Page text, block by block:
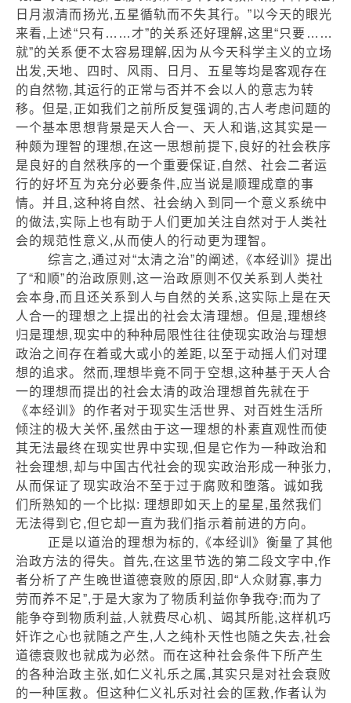
日月淑清而扬光,五星循轨而不失其行。”以今天的眼光
来看,上述“只有……才”的关系还好理解,这里“只要……
就”的关系便不太容易理解,因为从今天科学主义的立场
出发,天地、四时、风雨、日月、五星等均是客观存在
的自然物,其运行的正常与否并不会以人的意志为转
移。但是,正如我们之前所反复强调的,古人考虑问题的
一个基本思想背景是天人合一、天人和谐,这其实是一
种颇为理智的理想,在这一思想前提下,良好的社会秩序
是良好的自然秩序的一个重要保证,自然、社会二者运
行的好坏互为充分必要条件,应当说是顺理成章的事
情。并且,这种将自然、社会纳入到同一个意义系统中
的做法,实际上也有助于人们更加关注自然对于人类社
会的规范性意义,从而使人的行动更为理智。
综言之,通过对“太清之治”的阐述,《本经训》提出
了“和顺”的治政原则,这一治政原则不仅关系到人类社
会本身,而且还关系到人与自然的关系,这实际上是在天
人合一的理想之上提出的社会太清理想。但是,理想终
归是理想,现实中的种种局限性往往使现实政治与理想
政治之间存在着或大或小的差距,以至于动摇人们对理
想的追求。然而,理想毕竟不同于空想,这种基于天人合
一的理想而提出的社会太清的政治理想首先就在于
《本经训》的作者对于现实生活世界、对百姓生活所
倾注的极大关怀,虽然由于这一理想的朴素直观性而使
其无法最终在现实世界中实现,但是它作为一种政治和
社会理想,却与中国古代社会的现实政治形成一种张力,
从而保证了现实政治不至于过于腐败和堕落。诚如我
们所熟知的一个比拟: 理想即如天上的星星,虽然我们
无法得到它,但它却一直为我们指示着前进的方向。
正是以道治的理想为标的,《本经训》衡量了其他
治政方法的得失。首先,在这里节选的第二段文字中,作
者分析了产生晚世道德衰败的原因,即“人众财寡,事力
劳而养不足”,于是大家为了物质利益你争我夺;而为了
能争夺到物质利益,人就费尽心机、竭其所能,这样机巧
奸诈之心也就随之产生,人之纯朴天性也随之失去,社会
道德衰败也就成为必然。而在这种社会条件下所产生
的各种治政主张,如仁义礼乐之属,其实只是对社会衰败
的一种匡救。但这种仁义礼乐对社会的匡救,作者认为